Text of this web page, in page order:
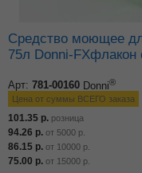
Средство моющее для мытья любых поверхностей 0,
75л Donni-FXфлакон
Арт: 781-00160 Donni®
Цена от суммы ВСЕГО заказа
101.35 р. розница
94.26 р. от 5000 р.
86.15 р. от 10000 р.
75.00 р. от 15000 р.